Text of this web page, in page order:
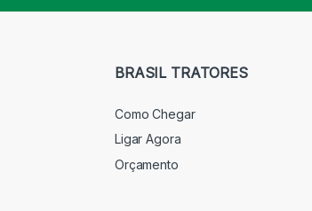
BRASIL TRATORES
Como Chegar
Ligar Agora
Orçamento